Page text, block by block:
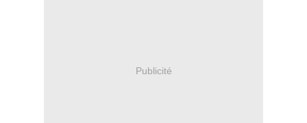
Publicité